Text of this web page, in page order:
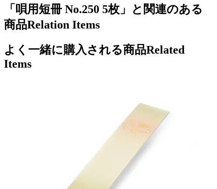
「唄用短冊 No.250 5枚」と関連のある
商品Relation Items
よく一緒に購入される商品Related
Items